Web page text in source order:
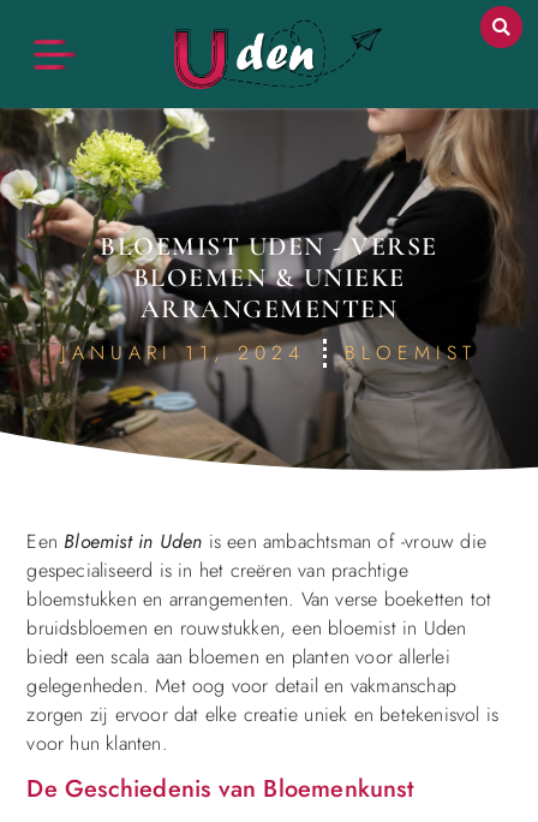
BLOEMIST UDEN - VERSE
BLOEMEN & UNIEKE
ARRANGEMENTEN
JANUARI 11, 2024 BLOEMIST
EenBloemist in Uden is een ambachtsman of -vrouw die
gespecialiseerd is in het creëren van prachtige
bloemstukken en arrangementen. Van verse boeketten tot
bruidsbloemen en rouwstukken, een bloemist in Uden
biedt een scala aan bloemen en planten voor allerlei
gelegenheden. Met oog voor detail en vakmanschap
zorgen zij ervoor dat elke creatie uniek en betekenisvol is
voor hun klanten.
De Geschiedenis van Bloemenkunst